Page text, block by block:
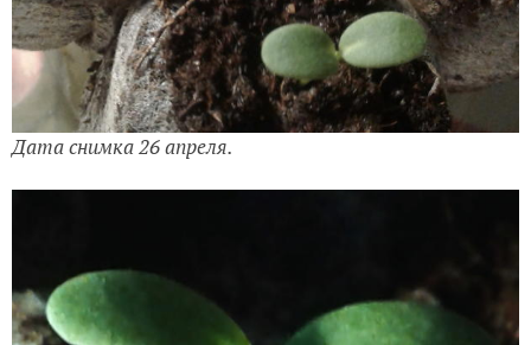
Дата снимка 26 апреля.